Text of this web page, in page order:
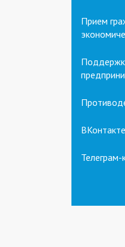
Прием
ВКонтакте
Телеграм-